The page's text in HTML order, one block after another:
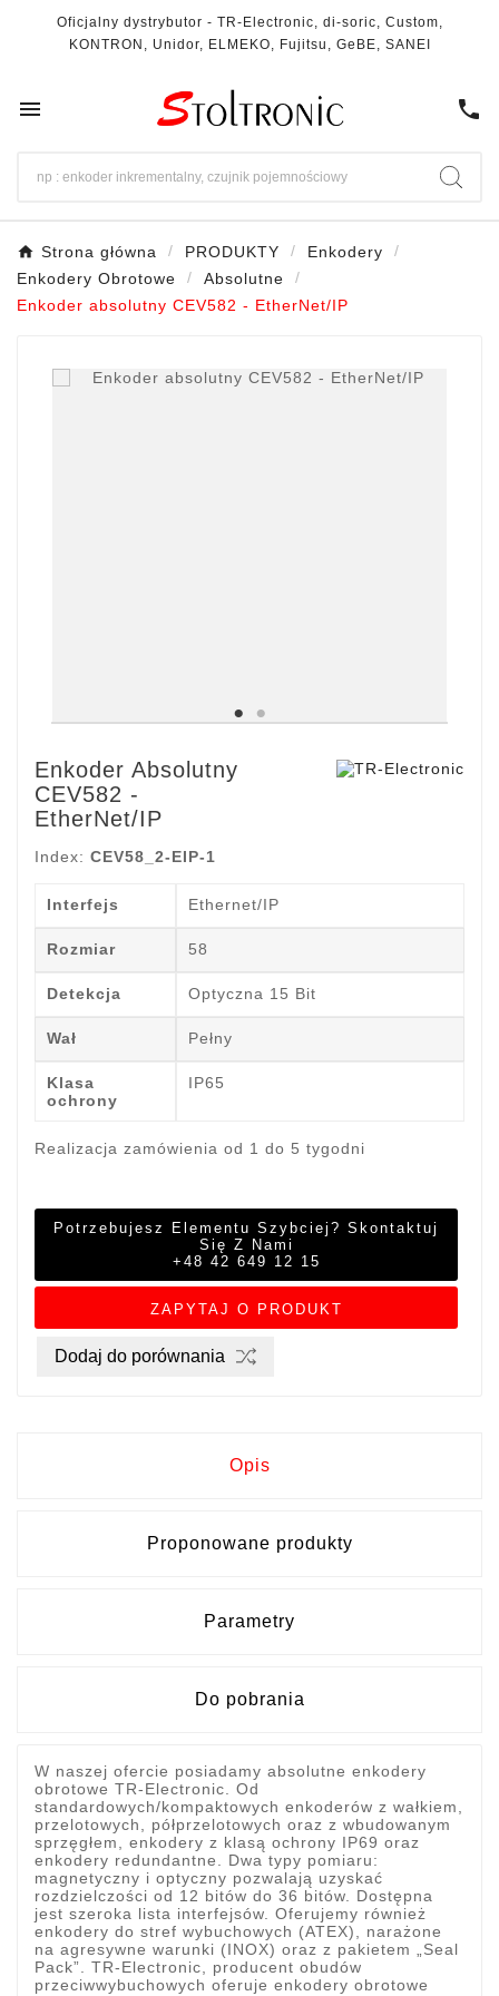
Oficjalny dystrybutor - TR-Electronic, di-soric, Custom,
KONTRON, Unidor, ELMEKO, Fujitsu, GeBE, SANEI
 call
Strona główna PRODUKTY
Enkodery
Enkodery Obrotowe
Absolutne
Enkoder absolutny CEV582 - EtherNet/IP
Enkoder Absolutny
CEV582 -
EtherNet/IP
Index: CEV58_2-EIP-1
Interfejs Ethernet/IP
Rozmiar 58
Detekcja Optyczna 15 Bit
Wał Pełny
Klasa
ochrony
IP65
Realizacja zamówienia od 1 do 5 tygodni
Potrzebujesz Elementu Szybciej? Skontaktuj
Się Z Nami
+48 42 649 12 15
ZAPYTAJ O PRODUKT
Dodaj do porównania
Opis
Proponowane produkty
Parametry
Do pobrania
W naszej ofercie posiadamy absolutne enkodery
obrotowe TR-Electronic. Od
standardowych/kompaktowych enkoderów z wałkiem,
przelotowych, półprzelotowych oraz z wbudowanym
sprzęgłem, enkodery z klasą ochrony IP69 oraz
enkodery redundantne. Dwa typy pomiaru:
magnetyczny i optyczny pozwalają uzyskać
rozdzielczości od 12 bitów do 36 bitów. Dostępna
jest szeroka lista interfejsów. Oferujemy również
enkodery do stref wybuchowych (ATEX), narażone
na agresywne warunki (INOX) oraz z pakietem „Seal
Pack”. TR-Electronic, producent obudów
przeciwwybuchowych oferuje enkodery obrotowe